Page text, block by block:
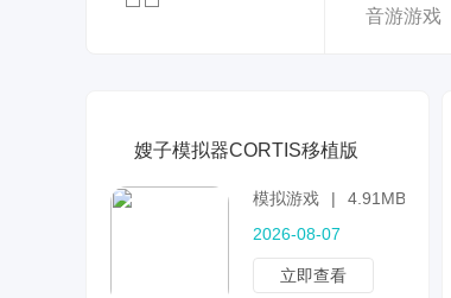
音游游戏
嫂子模拟器CORTIS移植版
模拟游戏 |
4.91MB
2026-08-07
立即查看